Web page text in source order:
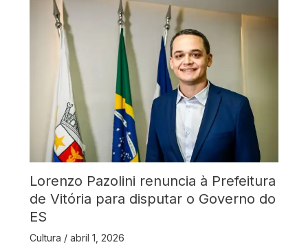
Lorenzo Pazolini renuncia à Prefeitura
de Vitória para disputar o Governo do
ES
Cultura / abril 1, 2026